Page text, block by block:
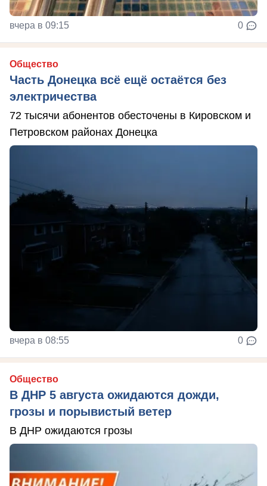
вчера в 09:15 0
Общество
Часть Донецка всё ещё остаётся без
электричества
72 тысячи абонентов обесточены в Кировском и
Петровском районах Донецка
вчера в 08:55 0
Общество
В ДНР 5 августа ожидаются дожди,
грозы и порывистый ветер
В ДНР ожидаются грозы